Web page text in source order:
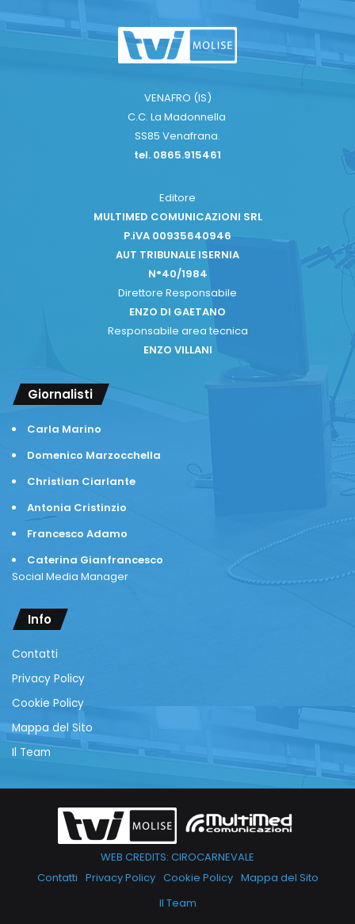
VENAFRO (IS)
C.C. La Madonnella
SS85 Venafrana.
tel. 0865.915461
Editore
MULTIMED COMUNICAZIONI SRL
P.iVA 00935640946
AUT TRIBUNALE ISERNIA
N°40/1984
Direttore Responsabile
ENZO DI GAETANO
Responsabile area tecnica
ENZO VILLANI
Giornalisti
Carla Marino
Domenico Marzocchella
Christian Ciarlante
Antonia Cristinzio
Francesco Adamo
Caterina Gianfrancesco
Social Media Manager
Info
Contatti
Privacy Policy
Cookie Policy
Mappa del Sito
Il Team
WEB CREDITS: CIROCARNEVALE
Contatti Privacy Policy Cookie Policy Mappa del Sito
Il Team